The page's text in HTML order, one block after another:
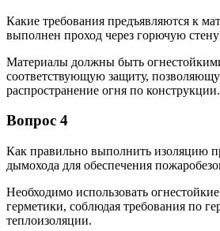
Какие требования предъявляются к
выполнен проход через горючую
Материалы должны быть
соответствующую защиту,
распространение огня по конструкции.
Вопрос 4
Как правильно выполнить изоляцию
дымохода для обеспечения
Необходимо использовать
герметики, соблюдая требования по
теплоизоляции.